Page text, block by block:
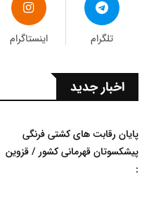
تلگرام اینستاگرام
اخبار جدید
پایان رقابت های کشتی فرنگی
پیشکسوتان قهرمانی کشور / قزوین
: